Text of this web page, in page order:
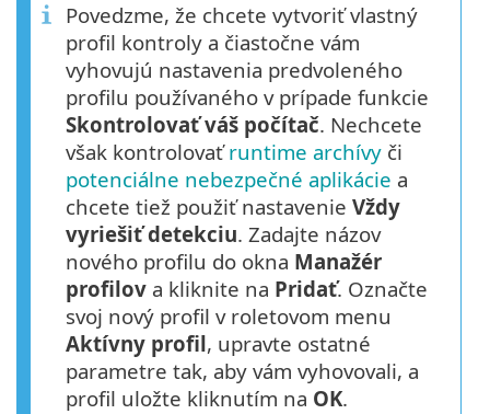
Povedzme, že chcete vytvoriť vlastný
profil kontroly a čiastočne vám
vyhovujú nastavenia predvoleného
profilu používaného v prípade funkcie
Skontrolovať váš počítač. Nechcete
však kontrolovaťruntime archívy či
potenciálne nebezpečné aplikácie a
chcete tiež použiť nastavenie Vždy
vyriešiť detekciu. Zadajte názov
nového profilu do okna Manažér
profilov a kliknite na Pridať. Označte
svoj nový profil v roletovom menu
Aktívny profil, upravte ostatné
parametre tak, aby vám vyhovovali, a
profil uložte kliknutím na OK.